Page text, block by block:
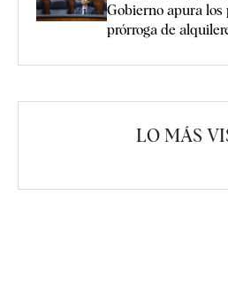
Gobierno apura los
prórroga de
LO MÁS